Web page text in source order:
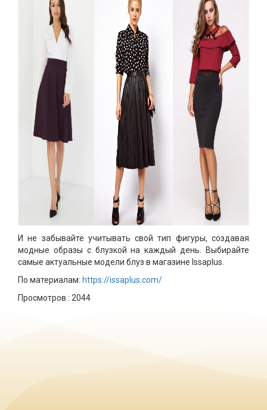
И не забывайте учитывать свой тип фигуры, создавая
модные образы с блузкой на каждый день. Выбирайте
самые актуальные модели блуз в магазине Issaplus.
По материалам: https://issaplus.com/
Просмотров : 2044